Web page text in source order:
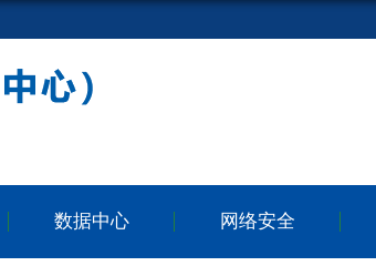
数据中心 网络安全